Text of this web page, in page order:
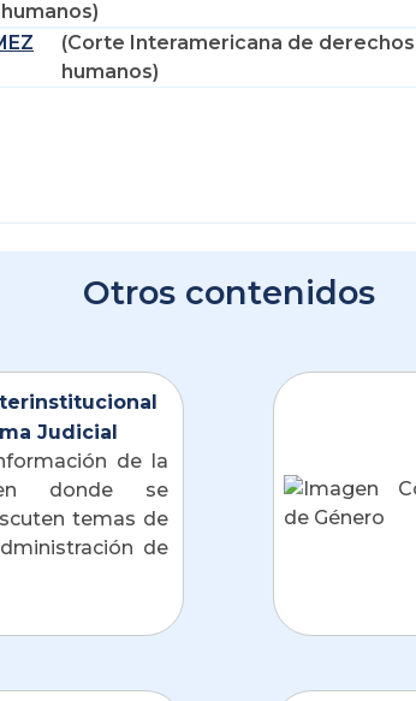
humanos)
(Corte Interamericana de derechos
humanos)
Otros contenidos
Judicial
de la
donde se
temas de
de